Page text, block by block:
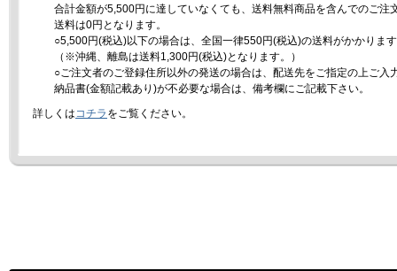
合計金額が5,500円に達していなくても、送料無料商品を含んでのご注
送料は0円となります。
○5,500円(税込)以下の場合は、全国一律550円(税込)の送料がかかりま
（※沖縄、離島は送料1,300円(税込)となります。）
○ご注文者のご登録住所以外の発送の場合は、配送先をご指定の上ご入
納品書(金額記載あり)が不必要な場合は、備考欄にご記載下さい。
詳しくは コチラ をご覧ください。